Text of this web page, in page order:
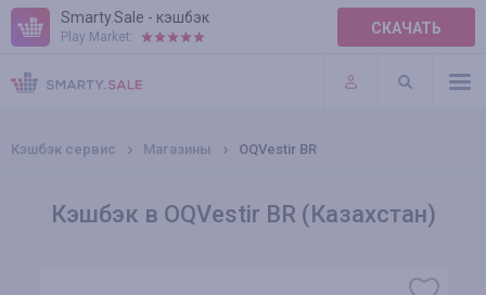
Smarty.Sale - кэшбэк
Play Market: СКАЧАТЬ
ПРАВИЛА
ПЛАГИНЫ
Кэшбэк сервис Магазины OQVestir BR
Кэшбэк в OQVestir BR (Казахстан)